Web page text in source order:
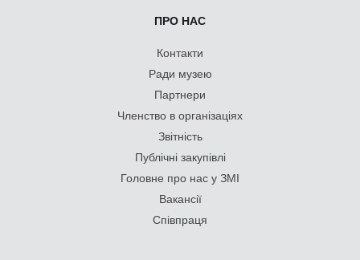
ПРО НАС
Контакти
Ради музею
Партнери
Членство в організаціях
Звітність
Публічні закупівлі
Головне про нас у ЗМІ
Вакансії
Співпраця